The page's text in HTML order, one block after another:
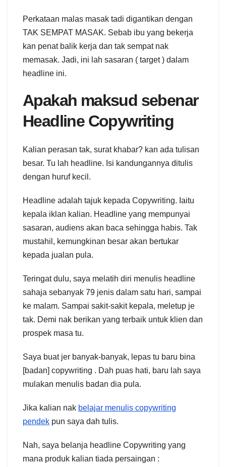
Perkataan malas masak tadi digantikan dengan
TAK SEMPAT MASAK. Sebab ibu yang bekerja
kan penat balik kerja dan tak sempat nak
memasak. Jadi, ini lah sasaran ( target ) dalam
headline ini.
Apakah maksud sebenar
Headline Copywriting
Kalian perasan tak, surat khabar? kan ada tulisan
besar. Tu lah headline. Isi kandungannya ditulis
dengan huruf kecil.
Headline adalah tajuk kepada Copywriting. Iaitu
kepala iklan kalian. Headline yang mempunyai
sasaran, audiens akan baca sehingga habis. Tak
mustahil, kemungkinan besar akan bertukar
kepada jualan pula.
Teringat dulu, saya melatih diri menulis headline
sahaja sebanyak 79 jenis dalam satu hari, sampai
ke malam. Sampai sakit-sakit kepala, meletup je
tak. Demi nak berikan yang terbaik untuk klien dan
prospek masa tu.
Saya buat jer banyak-banyak, lepas tu baru bina
[badan] copywriting . Dah puas hati, baru lah saya
mulakan menulis badan dia pula.
Jika kalian nak belajar menulis copywriting
pendek pun saya dah tulis.
Nah, saya belanja headline Copywriting yang
mana produk kalian tiada persaingan :